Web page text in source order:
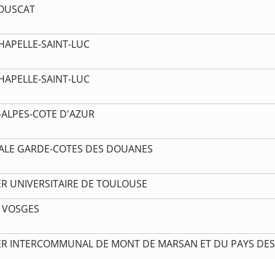
SAINT-LUC
SAINT-LUC
COTE D'AZUR
GARDE-COTES DES DOUANES
UNIVERSITAIRE DE TOULOUSE
INTERCOMMUNAL DE MONT DE MARSAN ET DU PAYS DES